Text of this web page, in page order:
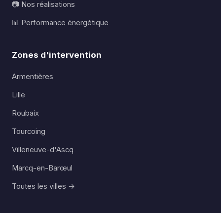
📷 Nos réalisations
📊 Performance énergétique
Zones d'intervention
Armentières
Lille
Roubaix
Tourcoing
Villeneuve-d'Ascq
Marcq-en-Barœul
Toutes les villes →